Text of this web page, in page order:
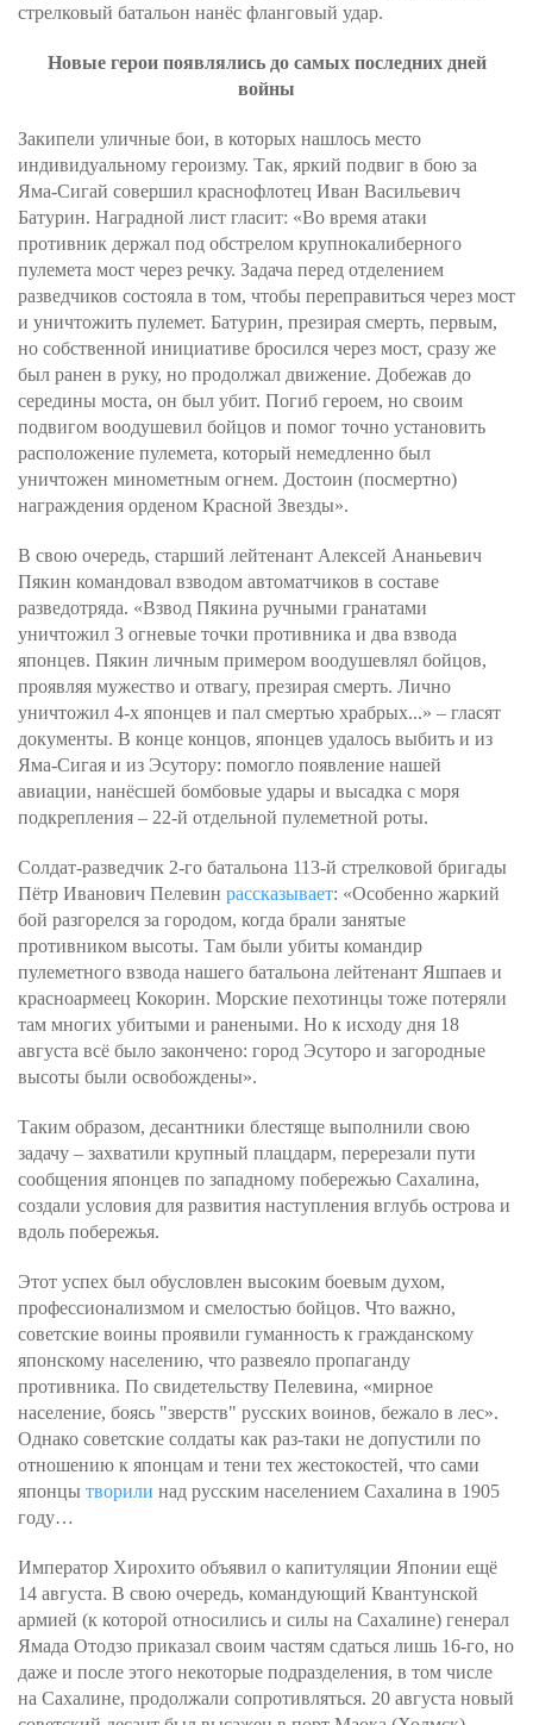
стрелковый батальон нанёс фланговый удар.
Новые герои появлялись до самых последних дней
войны
Закипели уличные бои, в которых нашлось место
индивидуальному героизму. Так, яркий подвиг в бою за
Яма-Сигай совершил краснофлотец Иван Васильевич
Батурин. Наградной лист гласит: «Во время атаки
противник держал под обстрелом крупнокалиберного
пулемета мост через речку. Задача перед отделением
разведчиков состояла в том, чтобы переправиться через мост
и уничтожить пулемет. Батурин, презирая смерть, первым,
но собственной инициативе бросился через мост, сразу же
был ранен в руку, но продолжал движение. Добежав до
середины моста, он был убит. Погиб героем, но своим
подвигом воодушевил бойцов и помог точно установить
расположение пулемета, который немедленно был
уничтожен минометным огнем. Достоин (посмертно)
награждения орденом Красной Звезды».
В свою очередь, старший лейтенант Алексей Ананьевич
Пякин командовал взводом автоматчиков в составе
разведотряда. «Взвод Пякина ручными гранатами
уничтожил 3 огневые точки противника и два взвода
японцев. Пякин личным примером воодушевлял бойцов,
проявляя мужество и отвагу, презирая смерть. Лично
уничтожил 4-х японцев и пал смертью храбрых...» – гласят
документы. В конце концов, японцев удалось выбить и из
Яма-Сигая и из Эсутору: помогло появление нашей
авиации, нанёсшей бомбовые удары и высадка с моря
подкрепления – 22-й отдельной пулеметной роты.
Солдат-разведчик 2-го батальона 113-й стрелковой бригады
Пётр Иванович Пелевин рассказывает: «Особенно жаркий
бой разгорелся за городом, когда брали занятые
противником высоты. Там были убиты командир
пулеметного взвода нашего батальона лейтенант Яшпаев и
красноармеец Кокорин. Морские пехотинцы тоже потеряли
там многих убитыми и ранеными. Но к исходу дня 18
августа всё было закончено: город Эсуторо и загородные
высоты были освобождены».
Таким образом, десантники блестяще выполнили свою
задачу – захватили крупный плацдарм, перерезали пути
сообщения японцев по западному побережью Сахалина,
создали условия для развития наступления вглубь острова и
вдоль побережья.
Этот успех был обусловлен высоким боевым духом,
профессионализмом и смелостью бойцов. Что важно,
советские воины проявили гуманность к гражданскому
японскому населению, что развеяло пропаганду
противника. По свидетельству Пелевина, «мирное
население, боясь "зверств" русских воинов, бежало в лес».
Однако советские солдаты как раз-таки не допустили по
отношению к японцам и тени тех жестокостей, что сами
японцы творили над русским населением Сахалина в 1905
году…
Император Хирохито объявил о капитуляции Японии ещё
14 августа. В свою очередь, командующий Квантунской
армией (к которой относились и силы на Сахалине) генерал
Ямада Отодзо приказал своим частям сдаться лишь 16-го, но
даже и после этого некоторые подразделения, в том числе
на Сахалине, продолжали сопротивляться. 20 августа новый